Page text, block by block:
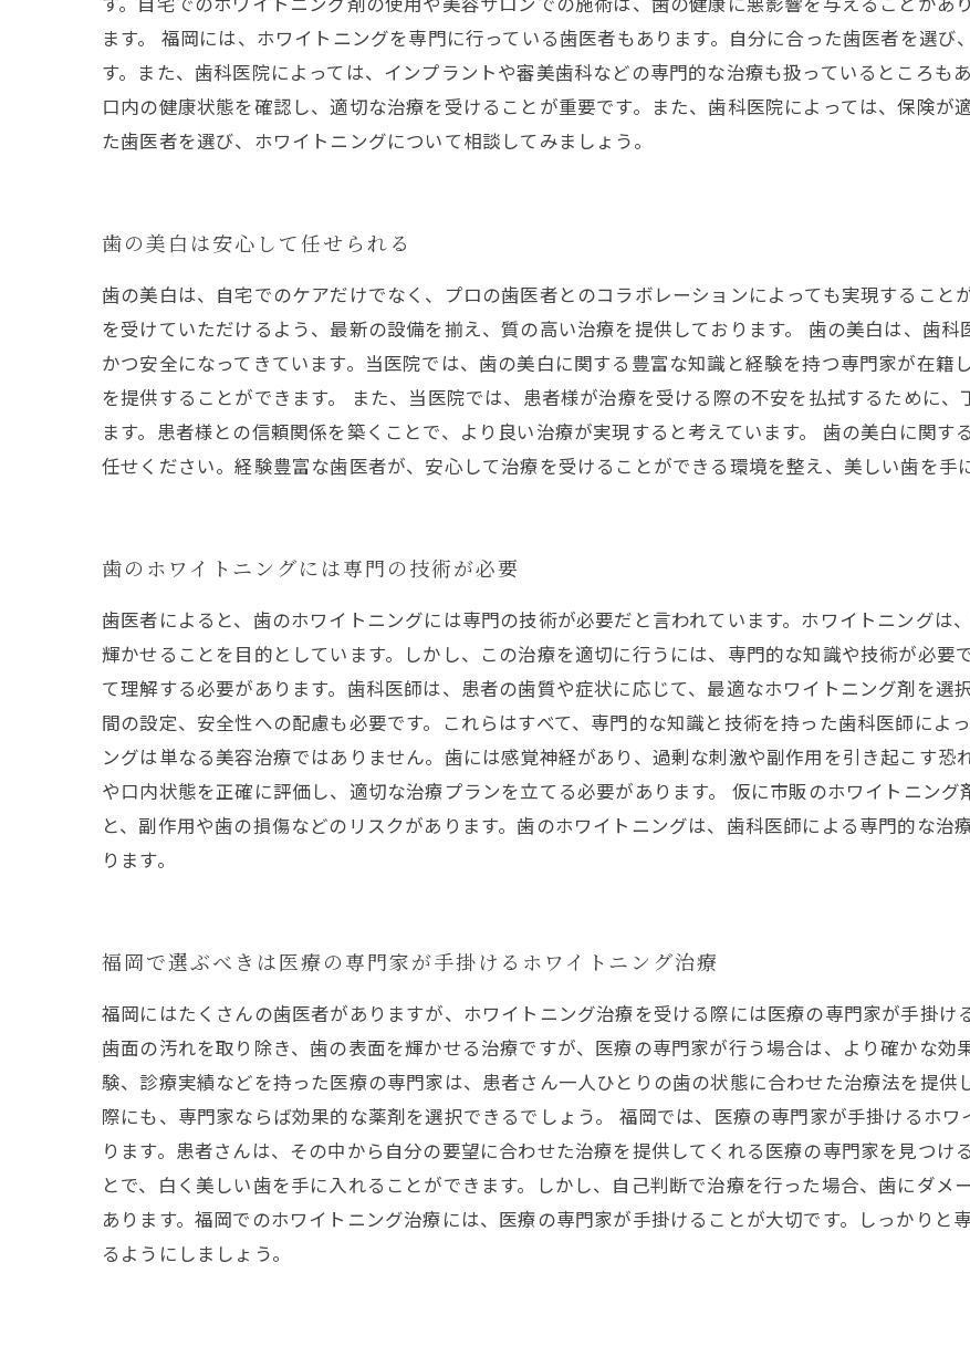
ます。 福岡には、ホワイトニングを専門に行っている歯医者もあります。自分に合った歯医者を選
す。また、歯科医院によっては、インプラントや審美歯科などの専門的な治療も扱っているところも
口内の健康状態を確認し、適切な治療を受けることが重要です。また、歯科医院によっては、保険が
た歯医者を選び、ホワイトニングについて相談してみましょう。
歯の美白は安心して任せられる
歯の美白は、自宅でのケアだけでなく、プロの歯医者とのコラボレーションによっても実現すること
を受けていただけるよう、最新の設備を揃え、質の高い治療を提供しております。 歯の美白は、歯
かつ安全になってきています。当医院では、歯の美白に関する豊富な知識と経験を持つ専門家が在籍
を提供することができます。 また、当医院では、患者様が治療を受ける際の不安を払拭するために
ます。患者様との信頼関係を築くことで、より良い治療が実現すると考えています。 歯の美白に関
任せください。経験豊富な歯医者が、安心して治療を受けることができる環境を整え、美しい歯を手
歯のホワイトニングには専門の技術が必要
歯医者によると、歯のホワイトニングには専門の技術が必要だと言われています。ホワイトニングは
輝かせることを目的としています。しかし、この治療を適切に行うには、専門的な知識や技術が必要
て理解する必要があります。歯科医師は、患者の歯質や症状に応じて、最適なホワイトニング剤を選
間の設定、安全性への配慮も必要です。これらはすべて、専門的な知識と技術を持った歯科医師によ
ングは単なる美容治療ではありません。歯には感覚神経があり、過剰な刺激や副作用を引き起こす
や口内状態を正確に評価し、適切な治療プランを立てる必要があります。 仮に市販のホワイトニン
と、副作用や歯の損傷などのリスクがあります。歯のホワイトニングは、歯科医師による専門的な治
ります。
福岡で選ぶべきは医療の専門家が手掛けるホワイトニング治療
福岡にはたくさんの歯医者がありますが、ホワイトニング治療を受ける際には医療の専門家が手掛け
歯面の汚れを取り除き、歯の表面を輝かせる治療ですが、医療の専門家が行う場合は、より確かな効
験、診療実績などを持った医療の専門家は、患者さん一人ひとりの歯の状態に合わせた治療法を提
際にも、専門家ならば効果的な薬剤を選択できるでしょう。 福岡では、医療の専門家が手掛けるホ
ります。患者さんは、その中から自分の要望に合わせた治療を提供してくれる医療の専門家を見つけ
とで、白く美しい歯を手に入れることができます。しかし、自己判断で治療を行った場合、歯にダメ
あります。福岡でのホワイトニング治療には、医療の専門家が手掛けることが大切です。しっかりと
るようにしましょう。